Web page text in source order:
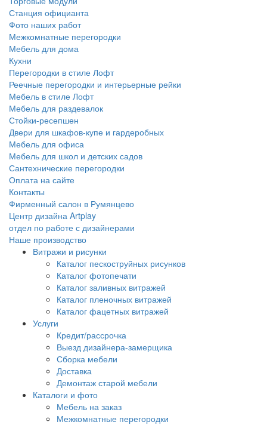
Станция официанта
Фото наших работ
Межкомнатные перегородки
Мебель для дома
Кухни
Перегородки в стиле Лофт
Реечные перегородки и интерьерные рейки
Мебель в стиле Лофт
Мебель для раздевалок
Стойки-ресепшен
Двери для шкафов-купе и гардеробных
Мебель для офиса
Мебель для школ и детских садов
Сантехнические перегородки
Оплата на сайте
Контакты
Фирменный салон в Румянцево
Центр дизайна Artplay
отдел по работе с дизайнерами
Наше производство
Витражи и рисунки
Каталог пескоструйных рисунков
Каталог фотопечати
Каталог заливных витражей
Каталог пленочных витражей
Каталог фацетных витражей
Услуги
Кредит/рассрочка
Выезд дизайнера-замерщика
Сборка мебели
Доставка
Демонтаж старой мебели
Каталоги и фото
Мебель на заказ
Межкомнатные перегородки